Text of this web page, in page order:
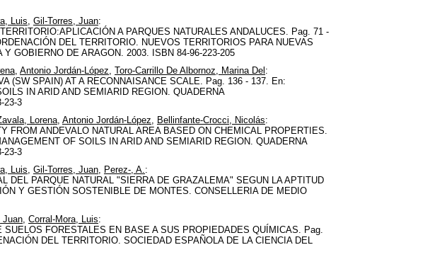
Luis, Gil-Torres, Juan:
A PARQUES NATURALES ANDALUCES. Pag. 71 -
DEL TERRITORIO. NUEVOS TERRITORIOS PARA NUEVAS
GOBIERNO DE ARAGON. 2003. ISBN 84-96-223-205
, Antonio Jordán-López, Toro-Carrillo De Albornoz, Marina Del :
(SW SPAIN) AT A RECONNAISANCE SCALE. Pag. 136 - 137. En:
IN ARID AND SEMIARID REGION. QUADERNA
23-3
Lorena, Antonio Jordán-López, Bellinfante-Crocci, Nicolás:
FROM ANDEVALO NATURAL AREA BASED ON CHEMICAL PROPERTIES.
OF SOILS IN ARID AND SEMIARID REGION. QUADERNA
23-3
Luis, Gil-Torres, Juan, Perez-, A.:
DEL PARQUE NATURAL "SIERRA DE GRAZALEMA" SEGUN LA APTITUD
Y GESTIÓN SOSTENIBLE DE MONTES. CONSELLERIA DE MEDIO
Juan, Corral-Mora, Luis:
SUELOS FORESTALES EN BASE A SUS PROPIEDADES QUÍMICAS. Pag.
DEL TERRITORIO. SOCIEDAD ESPAÑOLA DE LA CIENCIA DEL